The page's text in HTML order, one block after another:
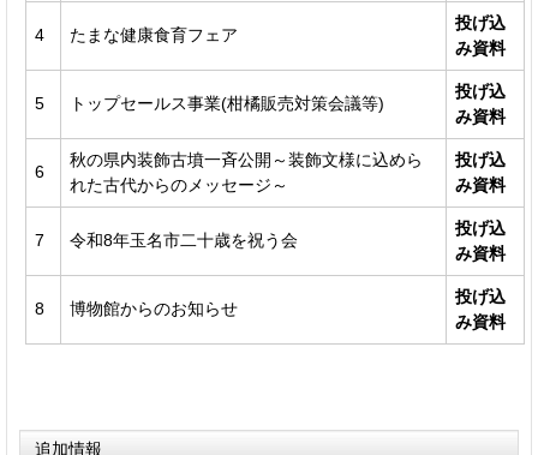
4 たまな健康食育フェア
投げ込
み資料
5 トップセールス事業(柑橘販売対策会議等)
投げ込
み資料
6
秋の県内装飾古墳一斉公開～装飾文様に込めら
れた古代からのメッセージ～
投げ込
み資料
7 令和8年玉名市二十歳を祝う会
投げ込
み資料
8 博物館からのお知らせ
投げ込
み資料
追加情報